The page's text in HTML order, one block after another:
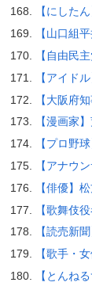
【にした
【山口組
【自由民
【アイド
【大阪府
【漫画家
【プロ野
【アナウ
【俳優】
【歌舞伎
【読売新
【歌手・
【とんね